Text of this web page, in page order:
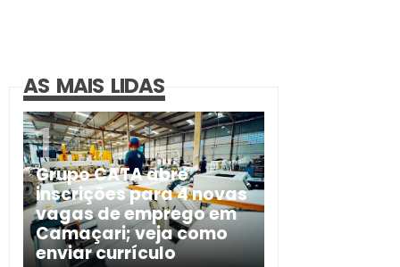
AS MAIS LIDAS
Grupo CATA abre
inscrições para 4 novas
vagas de emprego em
Camaçari; veja como
enviar currículo